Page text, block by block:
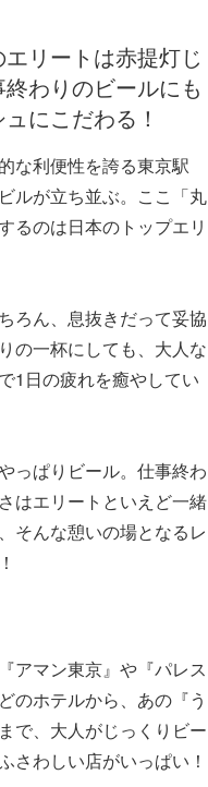
エリートは赤提灯じ
わりのビールにも
にこだわる！
な利便性を誇る東京駅
ルが立ち並ぶ。ここ「丸
るのは日本のトップエリ
ろん、息抜きだって妥協
の一杯にしても、大人な
1日の疲れを癒やしてい
っぱりビール。仕事終わ
はエリートといえど一緒
そんな憩いの場となるレ
アマン東京』や『パレス
のホテルから、あの『う
で、大人がじっくりビー
さわしい店がいっぱい！